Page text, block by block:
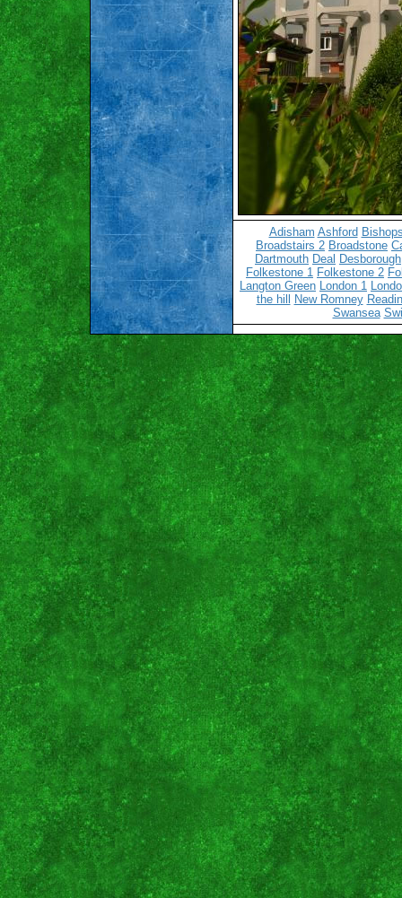
Adisham Ashford
Broadstairs 2 Broadstone
Dartmouth Deal Desborough
Folkestone 1 Folkestone 2
Langton Green London 1
the hill
New Romney
Swansea